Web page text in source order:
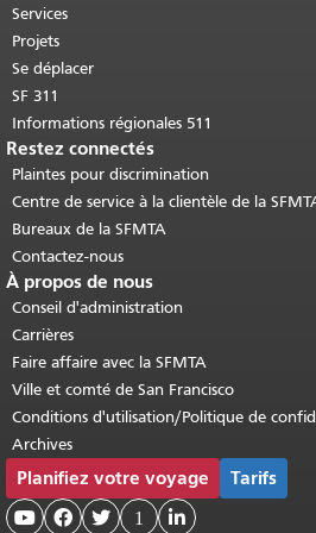
Retour au haut du contenu principal
Services
Projets
Se déplacer
SF 311
Informations régionales 511
Restez connectés
Plaintes pour discrimination
Centre de service à la clientèle de la
Bureaux de la SFMTA
Contactez-nous
À propos de nous
Conseil d'administration
Carrières
Faire affaire avec la SFMTA
Ville et comté de San Francisco
Conditions d'utilisation/Politique de
Archives
Planifiez votre voyage Tarifs
   1 